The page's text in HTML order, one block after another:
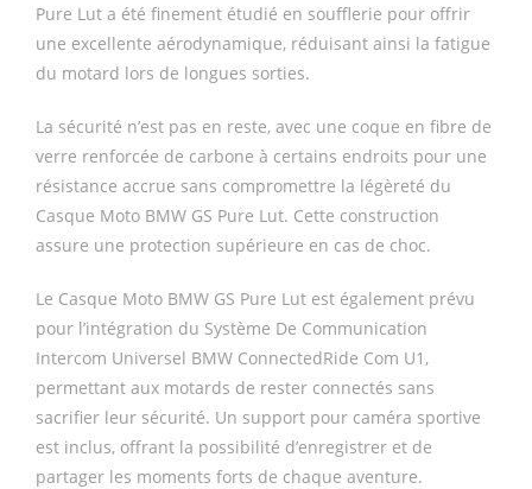
Pure Lut a été finement étudié en soufflerie pour offrir
une excellente aérodynamique, réduisant ainsi la fatigue
du motard lors de longues sorties.
La sécurité n’est pas en reste, avec une coque en fibre de
verre renforcée de carbone à certains endroits pour une
résistance accrue sans compromettre la légèreté du
Casque Moto BMW GS Pure Lut. Cette construction
assure une protection supérieure en cas de choc.
Le Casque Moto BMW GS Pure Lut est également prévu
pour l’intégration du Système De Communication
Intercom Universel BMW ConnectedRide Com U1,
permettant aux motards de rester connectés sans
sacrifier leur sécurité. Un support pour caméra sportive
est inclus, offrant la possibilité d’enregistrer et de
partager les moments forts de chaque aventure.